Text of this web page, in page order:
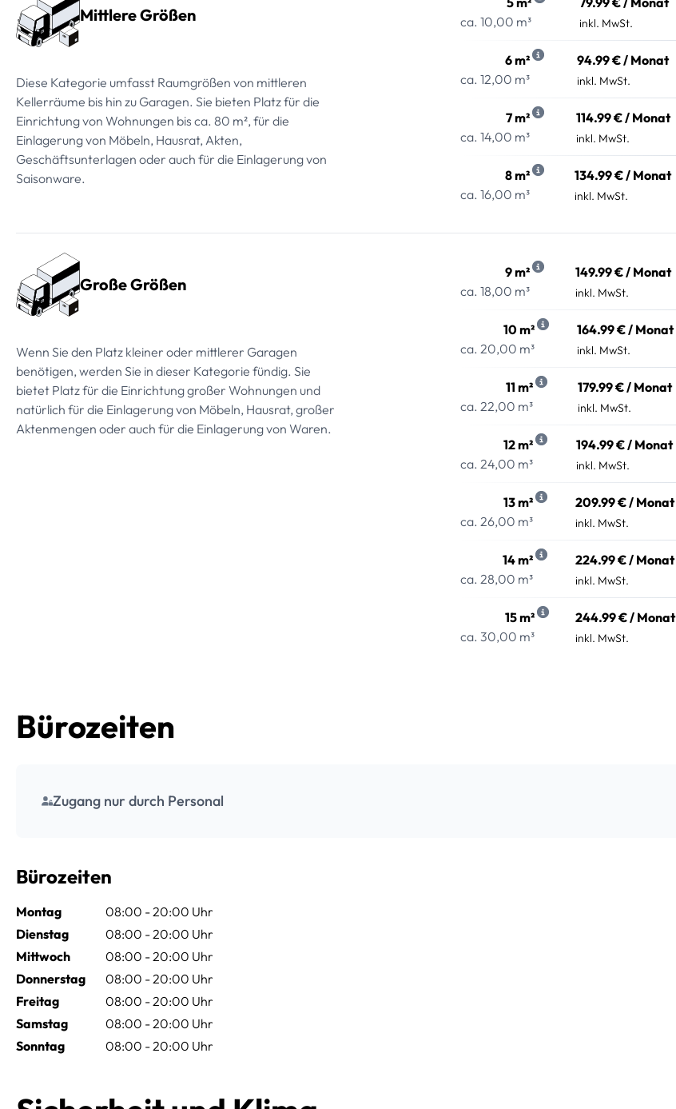
Mittlere Größen
Diese Kategorie umfasst Raumgrößen von mittleren
Kellerräume bis hin zu Garagen. Sie bieten Platz für die
Einrichtung von Wohnungen bis ca. 80 m², für die
Einlagerung von Möbeln, Hausrat, Akten,
Geschäftsunterlagen oder auch für die Einlagerung von
Saisonware.
ca. 10,00 m³
inkl. MwSt.
6 m²
ca. 12,00 m³
94.99 € / Monat
inkl. MwSt.
7 m²
ca. 14,00 m³
114.99 € / Monat
inkl. MwSt.
8 m²
ca. 16,00 m³
134.99 € / Monat
inkl. MwSt.
Große Größen
Wenn Sie den Platz kleiner oder mittlerer Garagen
benötigen, werden Sie in dieser Kategorie fündig. Sie
bietet Platz für die Einrichtung großer Wohnungen und
natürlich für die Einlagerung von Möbeln, Hausrat, großer
Aktenmengen oder auch für die Einlagerung von Waren.
9 m²
ca. 18,00 m³
149.99 € / Monat
inkl. MwSt.
10 m²
ca. 20,00 m³
164.99 € / Monat
inkl. MwSt.
11 m²
ca. 22,00 m³
179.99 € / Monat
inkl. MwSt.
12 m²
ca. 24,00 m³
194.99 € / Monat
inkl. MwSt.
13 m²
ca. 26,00 m³
209.99 € / Monat
inkl. MwSt.
14 m²
ca. 28,00 m³
224.99 € / Monat
inkl. MwSt.
15 m²
ca. 30,00 m³
244.99 € / Monat
inkl. MwSt.
Bürozeiten
Zugang nur durch Personal
Bürozeiten
Montag
08:00 - 20:00 Uhr
Dienstag
08:00 - 20:00 Uhr
Mittwoch
08:00 - 20:00 Uhr
Donnerstag
08:00 - 20:00 Uhr
Freitag
08:00 - 20:00 Uhr
Samstag
08:00 - 20:00 Uhr
Sonntag
08:00 - 20:00 Uhr